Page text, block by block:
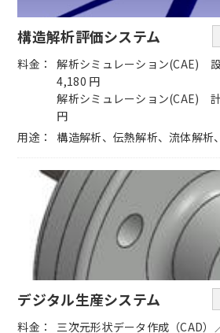
構造解析評価システム
料金
解析シミュレーション(CAE)
4,180 円
解析シミュレーション(CAE)
円
用途
構造解析、伝熱解析、流体解析
デジタル生産システム
料金
三次元形状データ作成（CAD